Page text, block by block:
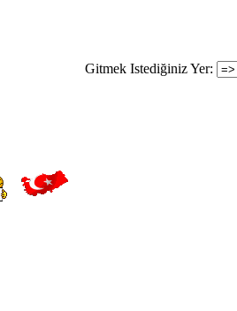
Gitmek Istediğiniz Yer: